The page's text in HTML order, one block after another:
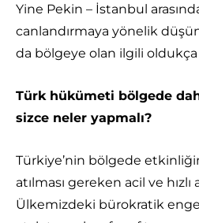
Yine Pekin – İstanbul
canlandırmaya yönelik
da bölgeye olan ilgili oldukça
Türk hükümeti bölgede
sizce neler yapmalı?
Türkiye’nin bölgede
atılması gereken acil ve hızlı
Ülkemizdeki bürokratik